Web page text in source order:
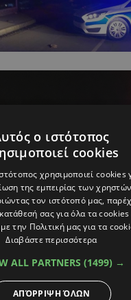
ο ιστότοπος
cookies
χρησιμοποιεί cookies
της εμπειρίας των
τον ιστότοπό μας,
σας για όλα τα cookies
την Πολιτική μας για τα
Διαβάστε περισσότερα
ALL PARTNERS (1499) →
ΑΠΌΡΡΙΨΗ ΌΛΩΝ